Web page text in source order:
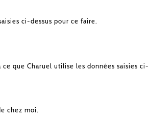
ci-dessus pour ce faire.
que Charuel utilise les données saisies ci-
chez moi.